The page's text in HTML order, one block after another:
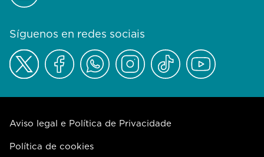
Síguenos en redes sociais
Aviso legal e Política de Privacidade
Política de cookies